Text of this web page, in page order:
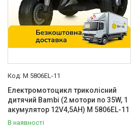
1 швидкість вперед 111
1 швидкість назад 89
Автоматическая коробка
Марка
BMW 31
Ducati
M 5806EL-11
Електромотоцикл триколісний
дитячий Bambi (2 мотори по 35W, 1
акумулятор 12V4,5AH) M 5806EL-11
В наявності